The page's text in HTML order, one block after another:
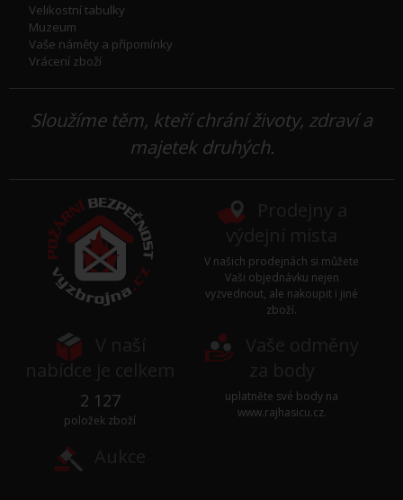
Velikostní tabulky
Muzeum
Vaše náměty a přípomínky
Vrácení zboží
Sloužíme těm, kteří chrání životy, zdraví a
majetek druhých.
V našich prodejnách si můžete
Vaši objednávku nejen
vyzvednout, ale nakoupit i jiné
zboží.
2 127
položek zboží
uplatněte své body na
www.rajhasicu.cz.